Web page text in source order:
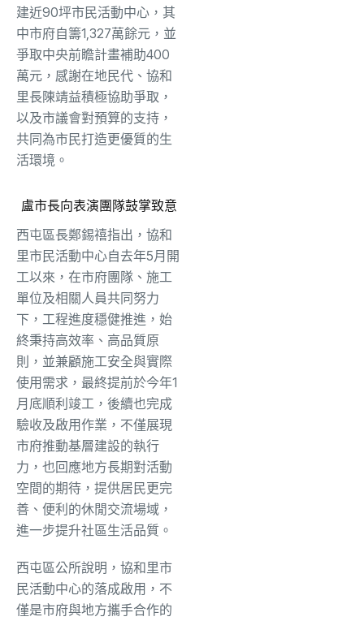
建近90坪市民活動中心，其
中市府自籌1,327萬餘元，並
爭取中央前瞻計畫補助400
萬元，感謝在地民代、協和
里長陳靖益積極協助爭取，
以及市議會對預算的支持，
共同為市民打造更優質的生
活環境。
盧市長向表演團隊鼓掌致意
西屯區長鄭錫禧指出，協和
里市民活動中心自去年5月開
工以來，在市府團隊、施工
單位及相關人員共同努力
下，工程進度穩健推進，始
終秉持高效率、高品質原
則，並兼顧施工安全與實際
使用需求，最終提前於今年1
月底順利竣工，後續也完成
驗收及啟用作業，不僅展現
市府推動基層建設的執行
力，也回應地方長期對活動
空間的期待，提供居民更完
善、便利的休閒交流場域，
進一步提升社區生活品質。
西屯區公所說明，協和里市
民活動中心的落成啟用，不
僅是市府與地方攜手合作的